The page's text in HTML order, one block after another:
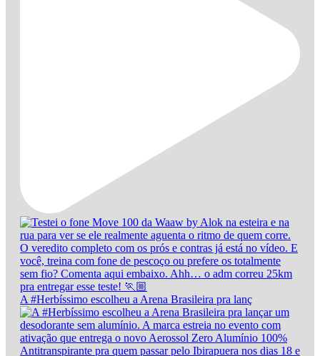
A #Herbíssimo escolheu a Arena Brasileira pra lanç